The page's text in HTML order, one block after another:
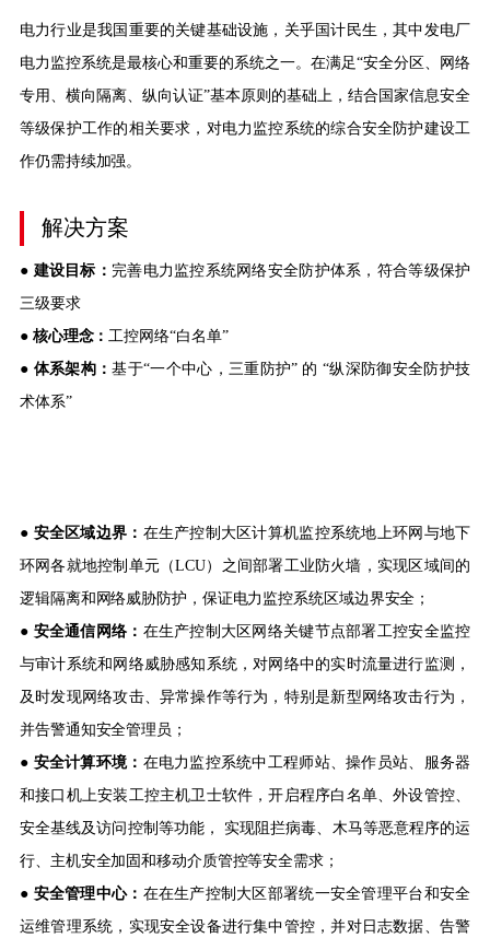
电力行业是我国重要的关键基础设施，关乎国计民生，其中发电厂
电力监控系统是最核心和重要的系统之一。在满足“安全分区、网络
专用、横向隔离、纵向认证”基本原则的基础上，结合国家信息安全
等级保护工作的相关要求，对电力监控系统的综合安全防护建设工
作仍需持续加强。
解决方案
● 建设目标： 完善电力监控系统网络安全防护体系，符合等级保护
三级要求
● 核心理念：工控网络“白名单”
● 体系架构：基于“一个中心，三重防护” 的 “纵深防御安全防护技
术体系”
● 安全区域边界： 在生产控制大区计算机监控系统地上环网与地下
环网各就地控制单元（LCU）之间部署工业防火墙，实现区域间的
逻辑隔离和网络威胁防护，保证电力监控系统区域边界安全；
● 安全通信网络： 在生产控制大区网络关键节点部署工控安全监控
与审计系统和网络威胁感知系统，对网络中的实时流量进行监测，
及时发现网络攻击、异常操作等行为，特别是新型网络攻击行为，
并告警通知安全管理员；
● 安全计算环境： 在电力监控系统中工程师站、操作员站、服务器
和接口机上安装工控主机卫士软件，开启程序白名单、外设管控、
安全基线及访问控制等功能， 实现阻拦病毒、木马等恶意程序的运
行、主机安全加固和移动介质管控等安全需求；
● 安全管理中心： 在在生产控制大区部署统一安全管理平台和安全
运维管理系统，实现安全设备进行集中管控，并对日志数据、告警